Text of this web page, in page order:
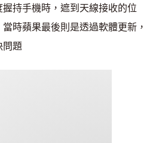
持手機時，遮到天線接收的位
時蘋果最後則是透過軟體更新，
問題